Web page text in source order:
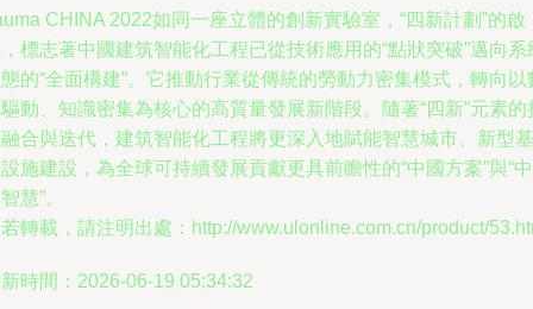
CHINA 2022如同一座立體的創新實驗室，“四新計劃”的啟
標志著中國建筑智能化工程已從技術應用的“點狀突破”邁向系
的“全面構建”。它推動行業從傳統的勞動力密集模式，轉向以
動、知識密集為核心的高質量發展新階段。隨著“四新”元素的
合與迭代，建筑智能化工程將更深入地賦能智慧城市、新型基
施建設，為全球可持續發展貢獻更具前瞻性的“中國方案”與“中
慧”。
轉載，請注明出處：http://www.ulonline.com.cn/product/
時間：2026-06-19 05:34:32